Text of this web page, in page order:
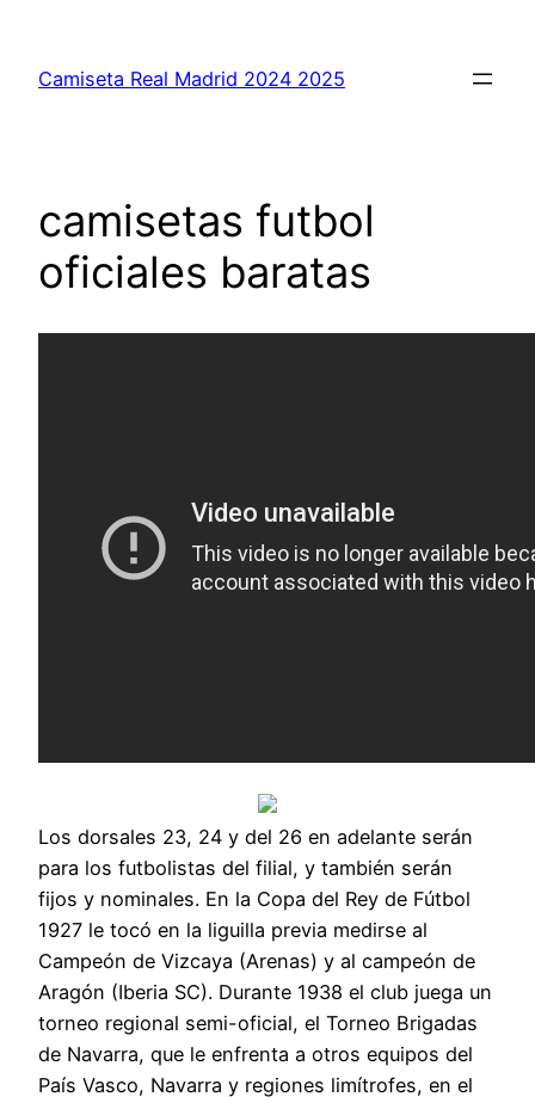
contenido
Camiseta Real Madrid 2024 2025
camisetas futbol
oficiales baratas
Los dorsales 23, 24 y del 26 en adelante serán
para los futbolistas del filial, y también serán
fijos y nominales. En la Copa del Rey de Fútbol
1927 le tocó en la liguilla previa medirse al
Campeón de Vizcaya (Arenas) y al campeón de
Aragón (Iberia SC). Durante 1938 el club juega un
torneo regional semi-oficial, el Torneo Brigadas
de Navarra, que le enfrenta a otros equipos del
País Vasco, Navarra y regiones limítrofes, en el